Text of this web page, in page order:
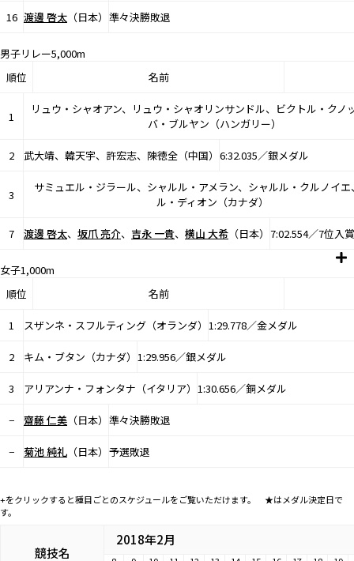
16 渡邊 啓太 （日本） 準々決勝敗退
男子リレー5,000m
順位
名前
1
リュウ・シャオアン、リュウ・シャオリンサンドル、ビクトル・クノ
バ・ブルヤン（ハンガリー）
2 武大靖、韓天宇、許宏志、陳徳全（中国） 6:32.035／銀メダル
3
サミュエル・ジラール、シャルル・アメラン、シャルル・クルノイ
ル・ディオン（カナダ）
7 渡邊 啓太、 坂爪 亮介、 吉永 一貴、 横山 大希 （日本） 7:02.554／7位入賞
女子1,000m
順位
名前
1 スザンネ・スフルティング（オランダ） 1:29.778／金メダル
2 キム・ブタン（カナダ） 1:29.956／銀メダル
3 アリアンナ・フォンタナ（イタリア） 1:30.656／銅メダル
− 齋藤 仁美 （日本） 準々決勝敗退
− 菊池 純礼 （日本） 予選敗退
+をクリックすると種目ごとのスケジュールをご覧いただけます。 ★はメダル決定日で
す。
競技名
2018年2月